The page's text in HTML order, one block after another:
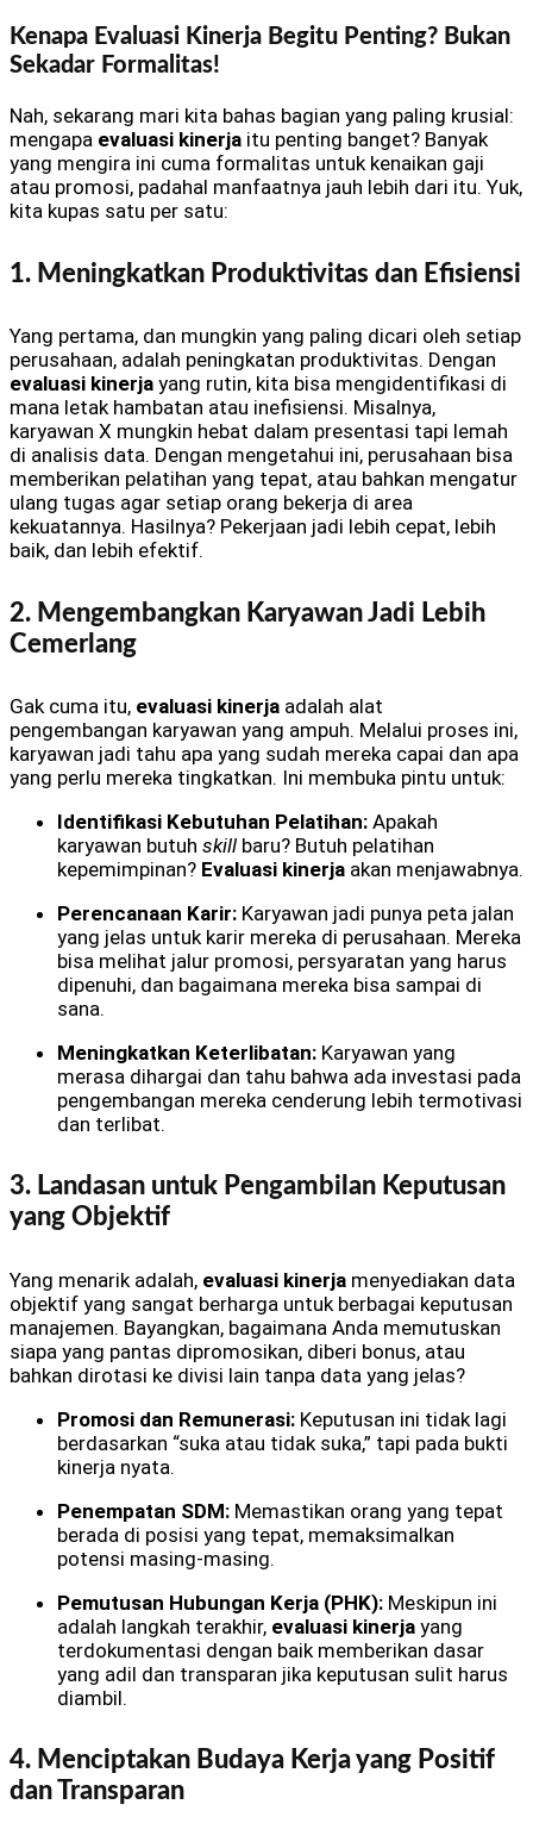
Kenapa Evaluasi Kinerja Begitu Penting? Bukan
Sekadar Formalitas!
Nah, sekarang mari kita bahas bagian yang paling krusial:
mengapa evaluasi kinerja itu penting banget? Banyak
yang mengira ini cuma formalitas untuk kenaikan gaji
atau promosi, padahal manfaatnya jauh lebih dari itu. Yuk,
kita kupas satu per satu:
1. Meningkatkan Produktivitas dan Efisiensi
Yang pertama, dan mungkin yang paling dicari oleh setiap
perusahaan, adalah peningkatan produktivitas. Dengan
evaluasi kinerja yang rutin, kita bisa mengidentifikasi di
mana letak hambatan atau inefisiensi. Misalnya,
karyawan X mungkin hebat dalam presentasi tapi lemah
di analisis data. Dengan mengetahui ini, perusahaan bisa
memberikan pelatihan yang tepat, atau bahkan mengatur
ulang tugas agar setiap orang bekerja di area
kekuatannya. Hasilnya? Pekerjaan jadi lebih cepat, lebih
baik, dan lebih efektif.
2. Mengembangkan Karyawan Jadi Lebih
Cemerlang
Gak cuma itu, evaluasi kinerja adalah alat
pengembangan karyawan yang ampuh. Melalui proses ini,
karyawan jadi tahu apa yang sudah mereka capai dan apa
yang perlu mereka tingkatkan. Ini membuka pintu untuk:
Identifikasi Kebutuhan Pelatihan: Apakah
karyawan butuh skill baru? Butuh pelatihan
kepemimpinan? Evaluasi kinerja akan menjawabnya.
Perencanaan Karir: Karyawan jadi punya peta jalan
yang jelas untuk karir mereka di perusahaan. Mereka
bisa melihat jalur promosi, persyaratan yang harus
dipenuhi, dan bagaimana mereka bisa sampai di
sana.
Meningkatkan Keterlibatan: Karyawan yang
merasa dihargai dan tahu bahwa ada investasi pada
pengembangan mereka cenderung lebih termotivasi
dan terlibat.
3. Landasan untuk Pengambilan Keputusan
yang Objektif
Yang menarik adalah, evaluasi kinerja menyediakan data
objektif yang sangat berharga untuk berbagai keputusan
manajemen. Bayangkan, bagaimana Anda memutuskan
siapa yang pantas dipromosikan, diberi bonus, atau
bahkan dirotasi ke divisi lain tanpa data yang jelas?
Promosi dan Remunerasi: Keputusan ini tidak lagi
berdasarkan “suka atau tidak suka,” tapi pada bukti
kinerja nyata.
Penempatan SDM: Memastikan orang yang tepat
berada di posisi yang tepat, memaksimalkan
potensi masing-masing.
Pemutusan Hubungan Kerja (PHK): Meskipun ini
adalah langkah terakhir, evaluasi kinerja yang
terdokumentasi dengan baik memberikan dasar
yang adil dan transparan jika keputusan sulit harus
diambil.
4. Menciptakan Budaya Kerja yang Positif
dan Transparan